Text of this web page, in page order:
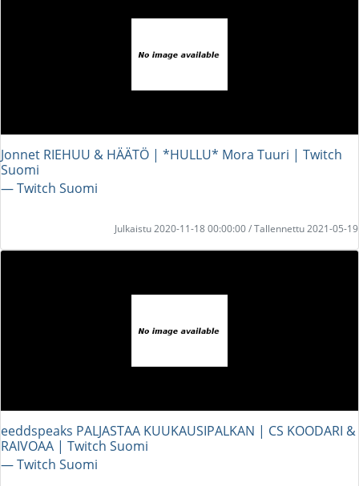
Jonnet RIEHUU & HÄÄTÖ | *HULLU* Mora Tuuri | Twitch
Suomi
― Twitch Suomi
Julkaistu 2020-11-18 00:00:00 / Tallennettu 2021-05-19
eeddspeaks PALJASTAA KUUKAUSIPALKAN | CS KOODARI &
RAIVOAA | Twitch Suomi
― Twitch Suomi